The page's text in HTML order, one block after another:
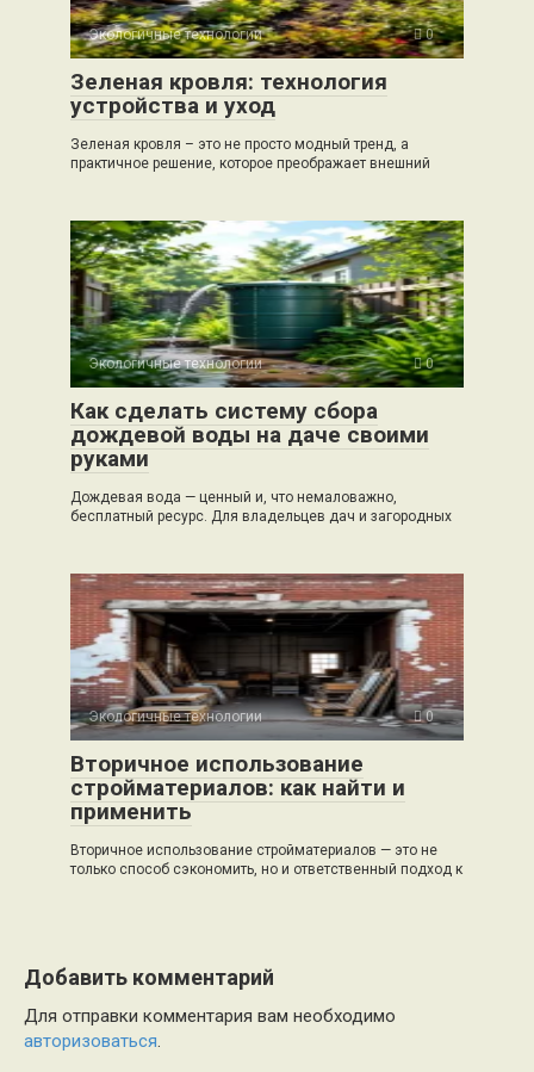
Экологичные технологии 0
Зеленая кровля: технология
устройства и уход
Зеленая кровля – это не просто модный тренд, а
практичное решение, которое преображает внешний
Экологичные технологии 0
Как сделать систему сбора
дождевой воды на даче своими
руками
Дождевая вода — ценный и, что немаловажно,
бесплатный ресурс. Для владельцев дач и загородных
Экологичные технологии 0
Вторичное использование
стройматериалов: как найти и
применить
Вторичное использование стройматериалов — это не
только способ сэкономить, но и ответственный подход к
Добавить комментарий
Для отправки комментария вам необходимо
авторизоваться